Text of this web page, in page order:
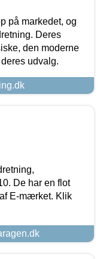
på markedet, og
Deres
den moderne
udvalg.
De har en flot
E-mærket. Klik